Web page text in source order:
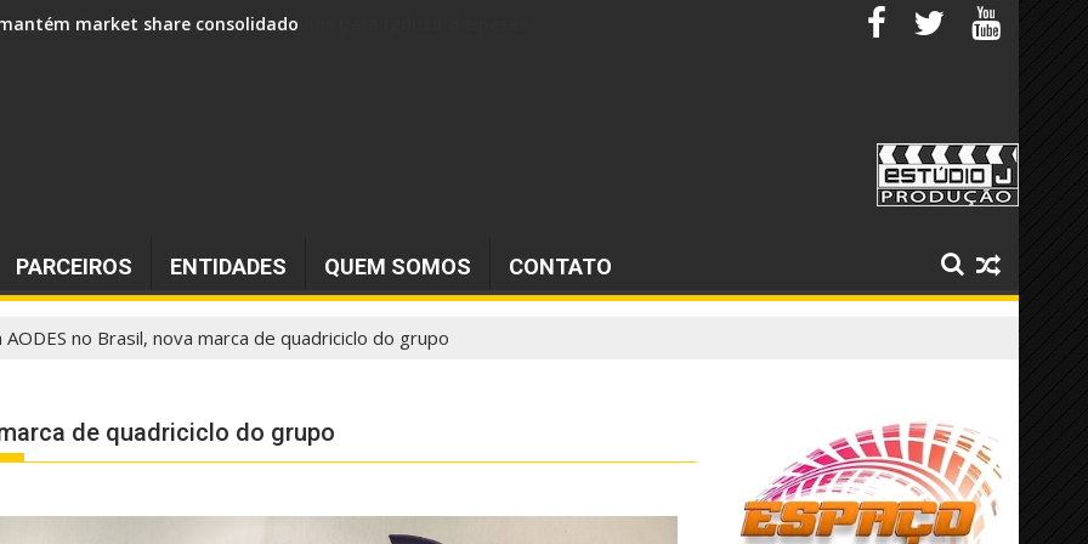
market share consolidado
PARCEIROS ENTIDADES QUEM SOMOS CONTATO
AODES no Brasil, nova marca de quadriciclo do grupo
de quadriciclo do grupo